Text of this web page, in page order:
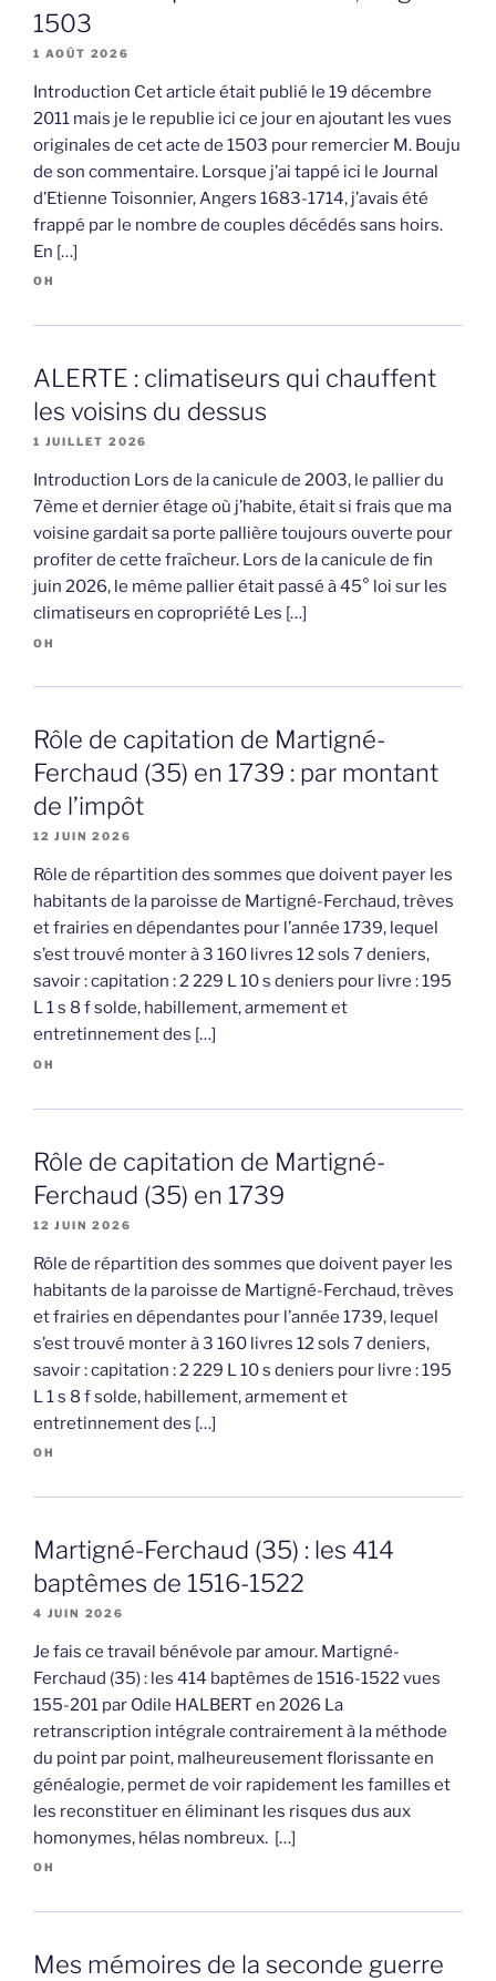
1503
1 AOÛT 2026
Introduction Cet article était publié le 19 décembre
2011 mais je le republie ici ce jour en ajoutant les vues
originales de cet acte de 1503 pour remercier M. Bouju
de son commentaire. Lorsque j’ai tappé ici le Journal
d’Etienne Toisonnier, Angers 1683-1714, j’avais été
frappé par le nombre de couples décédés sans hoirs.
En […]
OH
ALERTE : climatiseurs qui chauffent
les voisins du dessus
1 JUILLET 2026
Introduction Lors de la canicule de 2003, le pallier du
7ème et dernier étage où j’habite, était si frais que ma
voisine gardait sa porte pallière toujours ouverte pour
profiter de cette fraîcheur. Lors de la canicule de fin
juin 2026, le même pallier était passé à 45° loi sur les
climatiseurs en copropriété Les […]
OH
Rôle de capitation de Martigné-
Ferchaud (35) en 1739 : par montant
de l’impôt
12 JUIN 2026
Rôle de répartition des sommes que doivent payer les
habitants de la paroisse de Martigné-Ferchaud, trèves
et frairies en dépendantes pour l’année 1739, lequel
s’est trouvé monter à 3 160 livres 12 sols 7 deniers,
savoir : capitation : 2 229 L 10 s deniers pour livre : 195
L 1 s 8 f solde, habillement, armement et
entretinnement des […]
OH
Rôle de capitation de Martigné-
Ferchaud (35) en 1739
12 JUIN 2026
Rôle de répartition des sommes que doivent payer les
habitants de la paroisse de Martigné-Ferchaud, trèves
et frairies en dépendantes pour l’année 1739, lequel
s’est trouvé monter à 3 160 livres 12 sols 7 deniers,
savoir : capitation : 2 229 L 10 s deniers pour livre : 195
L 1 s 8 f solde, habillement, armement et
entretinnement des […]
OH
Martigné-Ferchaud (35) : les 414
baptêmes de 1516-1522
4 JUIN 2026
Je fais ce travail bénévole par amour. Martigné-
Ferchaud (35) : les 414 baptêmes de 1516-1522 vues
155-201 par Odile HALBERT en 2026 La
retranscription intégrale contrairement à la méthode
du point par point, malheureusement florissante en
généalogie, permet de voir rapidement les familles et
les reconstituer en éliminant les risques dus aux
homonymes, hélas nombreux. […]
OH
Mes mémoires de la seconde guerre